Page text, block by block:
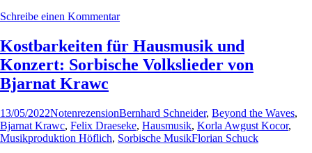
Schreibe einen Kommentar
Kostbarkeiten für Hausmusik und
Konzert: Sorbische Volkslieder von
Bjarnat Krawc
13/05/2022NotenrezensionBernhard Schneider, Beyond the Waves,
Bjarnat Krawc, Felix Draeseke, Hausmusik, Korla Awgust Kocor,
Musikproduktion Höflich, Sorbische MusikFlorian Schuck